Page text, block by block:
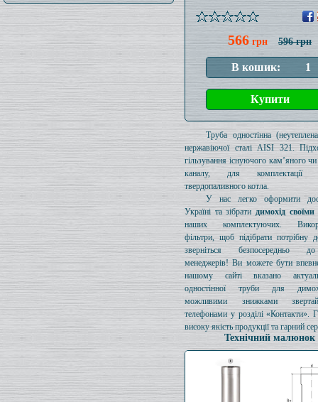
566 грн 596 грн
Труба одностінна
нержавіючої сталі AISI 321.
гільзування існуючого кам’яного
каналу, для комплектації
твердопаливного котла.
У нас легко оформити
Україні та зібрати димохід
наших комплектуючих.
фільтри, щоб підібрати потрібну
зверніться безпосередньо
менеджерів! Ви можете бути
нашому сайті вказано
одностінної труби для
можливими знижками
телефонами у розділі «Контакти».
високу якість продукції та гарний
Технічний малюнок